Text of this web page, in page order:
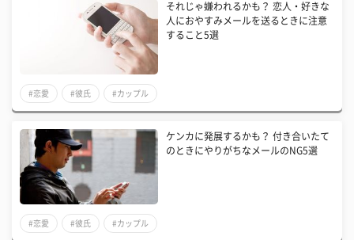
それじゃ嫌われるかも？ 恋人・好きな
人におやすみメールを送るときに注意
すること5選
#恋愛 #彼氏 #カップル
ケンカに発展するかも？ 付き合いたて
のときにやりがちなメールのNG5選
#恋愛 #彼氏 #カップル